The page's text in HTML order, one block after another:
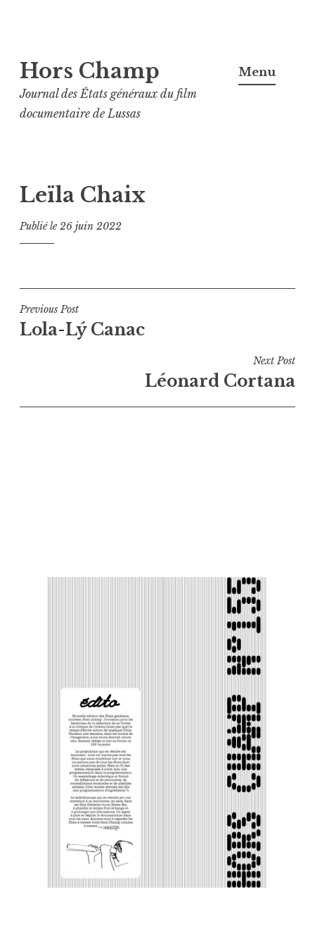
au
contenu
principal
Hors Champ
Journal des États généraux du film
documentaire de Lussas
Menu
Leïla Chaix
Publié le26 juin 2022
Navigation
de
Previous Post
Lola-Lý Canac
Next Post
Léonard Cortana